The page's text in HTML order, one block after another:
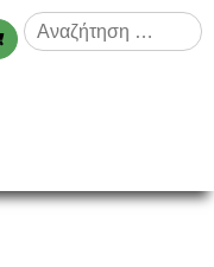
Αναζήτηση
για: